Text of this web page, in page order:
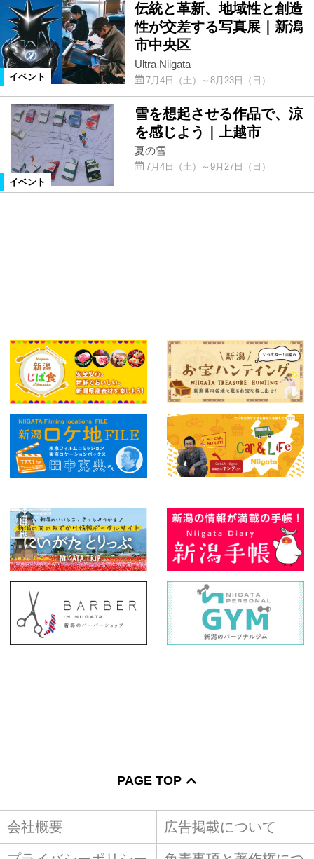
イベント
伝統と革新、地域性と創造
性が交差する写真展｜新潟
市中央区
Ultra Niigata
7月4日（土）～8月23日（日）
イベント
雪を想起させる作品で、涼
を感じよう｜上越市
夏の雪
7月4日（土）～9月27日（日）
PAGE TOP
会社概要 広告掲載について